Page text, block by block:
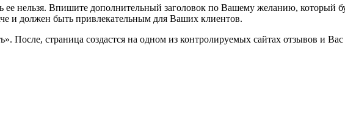
ее нельзя. Впишите дополнительный заголовок по Вашему желанию, который
и должен быть привлекательным для Ваших клиентов.
страница создастся на одном из контролируемых сайтах отзывов и Вас